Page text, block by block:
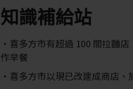
知識補給站
喜多方市有超過 100 間拉麵
作早餐
喜多方市以現已改建成商店